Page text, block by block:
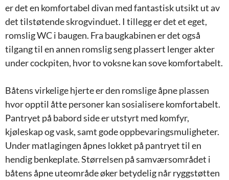
er det en komfortabel divan med fantastisk utsikt ut av
det tilstøtende skrogvinduet. I tillegg er det et eget,
romslig WC i baugen. Fra baugkabinen er det også
tilgang til en annen romslig seng plassert lenger akter
under cockpiten, hvor to voksne kan sove komfortabelt.
Båtens virkelige hjerte er den romslige åpne plassen
hvor opptil åtte personer kan sosialisere komfortabelt.
Pantryet på babord side er utstyrt med komfyr,
kjøleskap og vask, samt gode oppbevaringsmuligheter.
Under matlagingen åpnes lokket på pantryet til en
hendig benkeplate. Størrelsen på samværsområdet i
båtens åpne uteområde øker betydelig når ryggstøtten